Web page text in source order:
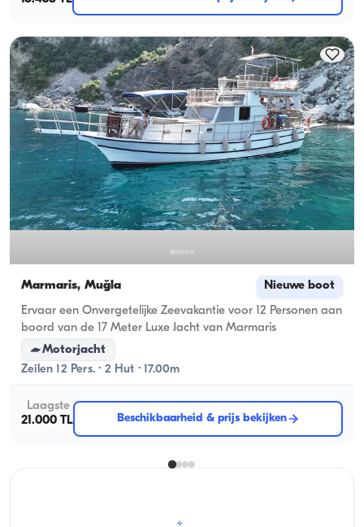
Marmaris, Muğla Nieuwe boot
Ervaar een Onvergetelijke Zeevakantie voor 12 Personen aan
boord van de 17 Meter Luxe Jacht van Marmaris
Motorjacht
Zeilen 12 Pers. · 2 Hut · 17.00m
Laagste
21.000 TL
Beschikbaarheid & prijs bekijken